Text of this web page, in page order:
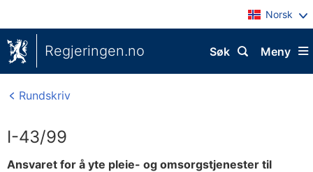
Norsk
Regjeringen.no Meny
Søk
Rundskriv
I-43/99
Ansvaret for å yte pleie- og omsorgstjenester til